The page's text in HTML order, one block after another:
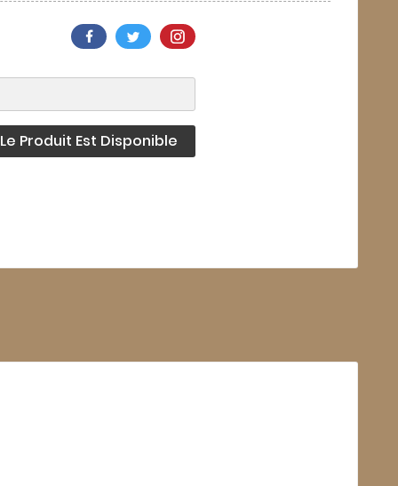
Produit Est Disponible